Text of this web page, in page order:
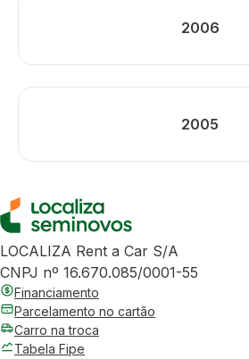
2006
2005
LOCALIZA Rent a Car S/A
CNPJ nº 16.670.085/0001-55
Financiamento
Parcelamento no cartão
Carro na troca
Tabela Fipe